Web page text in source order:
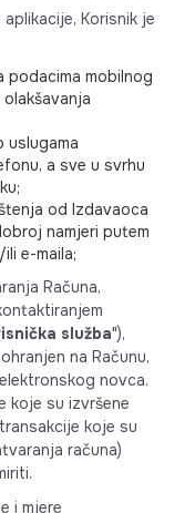
Korisnik je
mobilnog
a sve u svrhu
od Izdavaoca
namjeri putem
e-maila;
Računa,
služba"),
na Računu,
novca.
koje su izvršene
koje su
računa)
i mjere